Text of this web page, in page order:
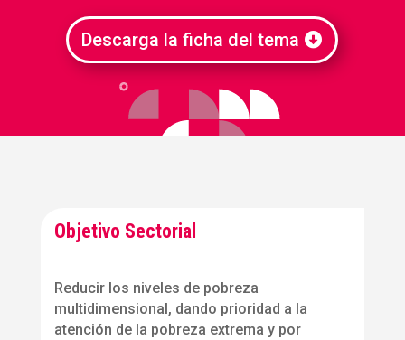
Descarga la ficha del tema
Objetivo Sectorial
Reducir los niveles de pobreza
multidimensional, dando prioridad a la
atención de la pobreza extrema y por